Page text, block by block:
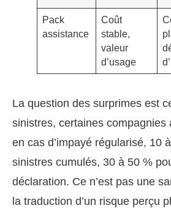
Pack
assistance
Coût
stable,
valeur
d’usage
La question des surprimes est
sinistres, certaines compagnies
en cas d’impayé régularisé, 10
sinistres cumulés, 30 à 50 %
déclaration. Ce n’est pas une
la traduction d’un risque perçu